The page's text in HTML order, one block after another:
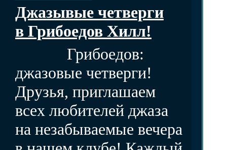
Джазывые четверги
в Грибоедов Хилл!
Грибоедов:
джазовые четверги!
Друзья, приглашаем
всех любителей джаза
на незабываемые вечера